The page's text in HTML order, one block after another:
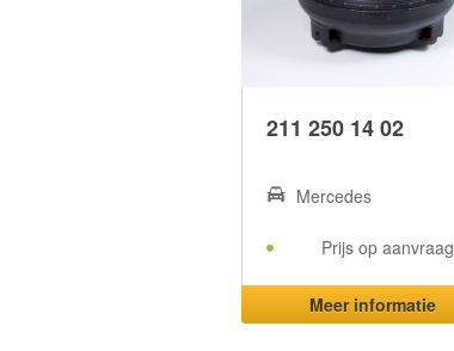
211 250 14 02
Mercedes
Prijs op aanvraag
Meer informatie